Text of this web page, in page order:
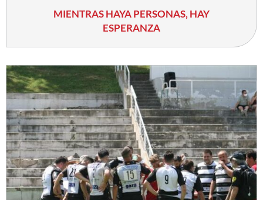
MIENTRAS HAYA PERSONAS, HAY
ESPERANZA